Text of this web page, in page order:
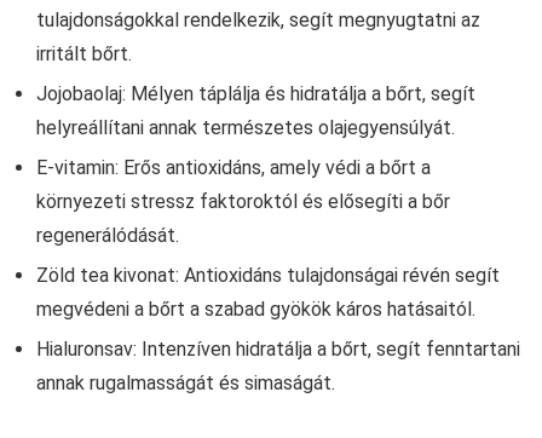
tulajdonságokkal rendelkezik, segít megnyugtatni az
irritált bőrt.
Jojobaolaj: Mélyen táplálja és hidratálja a bőrt, segít
helyreállítani annak természetes olajegyensúlyát.
E-vitamin: Erős antioxidáns, amely védi a bőrt a
környezeti stressz faktoroktól és elősegíti a bőr
regenerálódását.
Zöld tea kivonat: Antioxidáns tulajdonságai révén segít
megvédeni a bőrt a szabad gyökök káros hatásaitól.
Hialuronsav: Intenzíven hidratálja a bőrt, segít fenntartani
annak rugalmasságát és simaságát.